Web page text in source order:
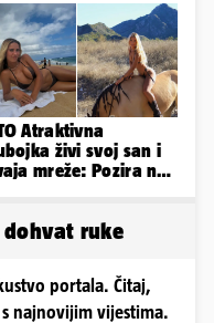
Atraktivna
živi svoj san i
mreže: Pozira na
ruke
portala. Čitaj,
najnovijim vijestima.